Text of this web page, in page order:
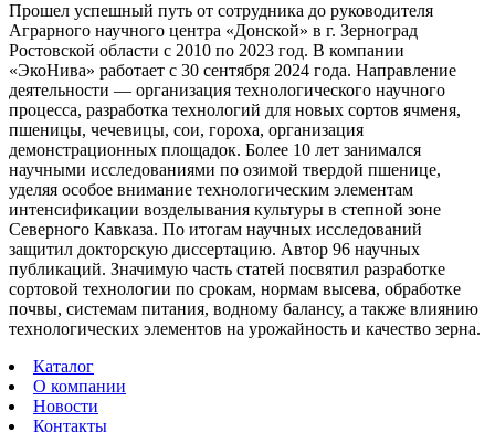
Прошел успешный путь от сотрудника до руководителя
Аграрного научного центра «Донской» в г. Зерноград
Ростовской области с 2010 по 2023 год. В компании
«ЭкоНива» работает с 30 сентября 2024 года. Направление
деятельности — организация технологического научного
процесса, разработка технологий для новых сортов ячменя,
пшеницы, чечевицы, сои, гороха, организация
демонстрационных площадок. Более 10 лет занимался
научными исследованиями по озимой твердой пшенице,
уделяя особое внимание технологическим элементам
интенсификации возделывания культуры в степной зоне
Северного Кавказа. По итогам научных исследований
защитил докторскую диссертацию. Автор 96 научных
публикаций. Значимую часть статей посвятил разработке
сортовой технологии по срокам, нормам высева, обработке
почвы, системам питания, водному балансу, а также влиянию
технологических элементов на урожайность и качество зерна.
Каталог
О компании
Новости
Контакты